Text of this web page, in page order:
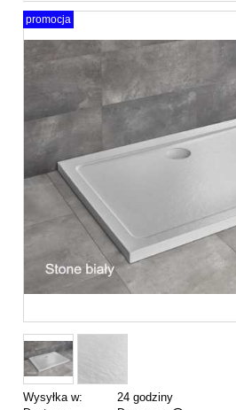
promocja
Wysyłka w:
24 godziny